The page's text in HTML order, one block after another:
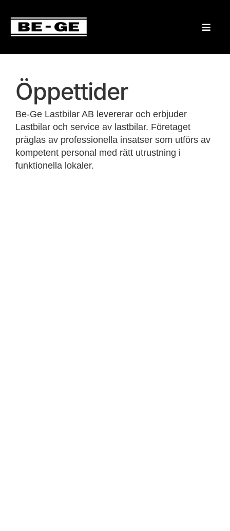
Öppettider
Be-Ge Lastbilar AB levererar och erbjuder
Lastbilar och service av lastbilar. Företaget
präglas av professionella insatser som utförs av
kompetent personal med rätt utrustning i
funktionella lokaler.